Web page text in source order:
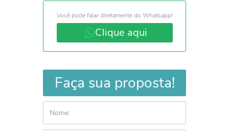
Você pode falar diretamente do Whatsapp!
Clique aqui
Faça sua proposta!